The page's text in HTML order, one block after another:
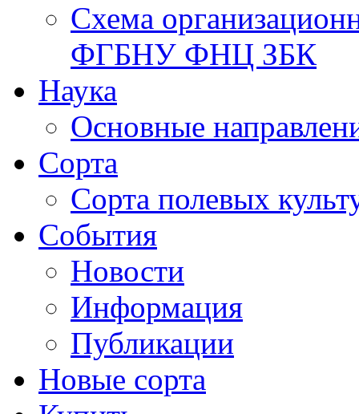
Схема
ФГБНУ ФНЦ ЗБК
Наука
Основные
Сорта
Сорта полевых
События
Новости
Информация
Публикации
Новые сорта